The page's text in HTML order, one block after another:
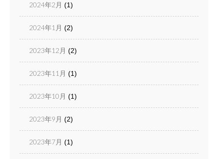
2024年2月 (1)
2024年1月 (2)
2023年12月 (2)
2023年11月 (1)
2023年10月 (1)
2023年9月 (2)
2023年7月 (1)